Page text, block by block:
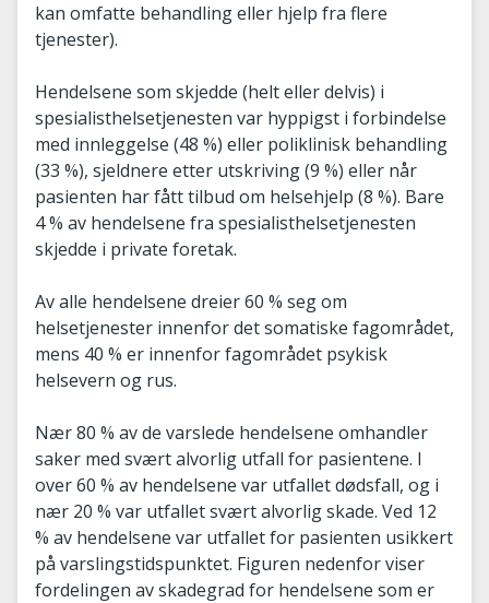
kan omfatte behandling eller hjelp fra flere
tjenester).
Hendelsene som skjedde (helt eller delvis) i
spesialisthelsetjenesten var hyppigst i forbindelse
med innleggelse (48 %) eller poliklinisk behandling
(33 %), sjeldnere etter utskriving (9 %) eller når
pasienten har fått tilbud om helsehjelp (8 %). Bare
4 % av hendelsene fra spesialisthelsetjenesten
skjedde i private foretak.
Av alle hendelsene dreier 60 % seg om
helsetjenester innenfor det somatiske fagområdet,
mens 40 % er innenfor fagområdet psykisk
helsevern og rus.
Nær 80 % av de varslede hendelsene omhandler
saker med svært alvorlig utfall for pasientene. I
over 60 % av hendelsene var utfallet dødsfall, og i
nær 20 % var utfallet svært alvorlig skade. Ved 12
% av hendelsene var utfallet for pasienten usikkert
på varslingstidspunktet. Figuren nedenfor viser
fordelingen av skadegrad for hendelsene som er